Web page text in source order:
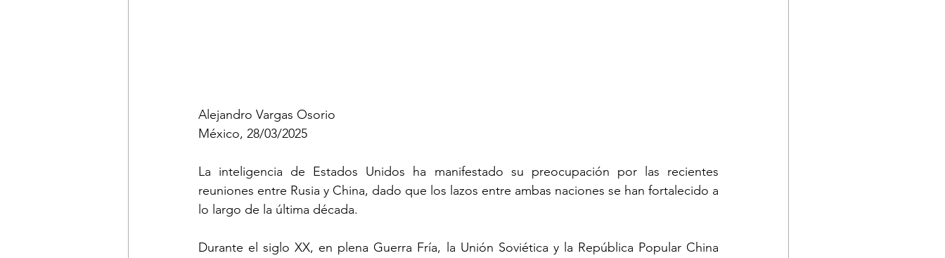
Alejandro Vargas Osorio
México, 28/03/2025
La inteligencia de Estados Unidos ha manifestado su preocupación por las recientes
reuniones entre Rusia y China, dado que los lazos entre ambas naciones se han fortalecido a
lo largo de la última década.
Durante el siglo XX, en plena Guerra Fría, la Unión Soviética y la República Popular China